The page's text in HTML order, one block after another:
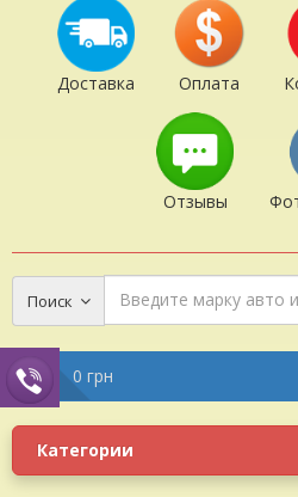
Доставка Оплата
Отзывы
Поиск
0 грн
Категории